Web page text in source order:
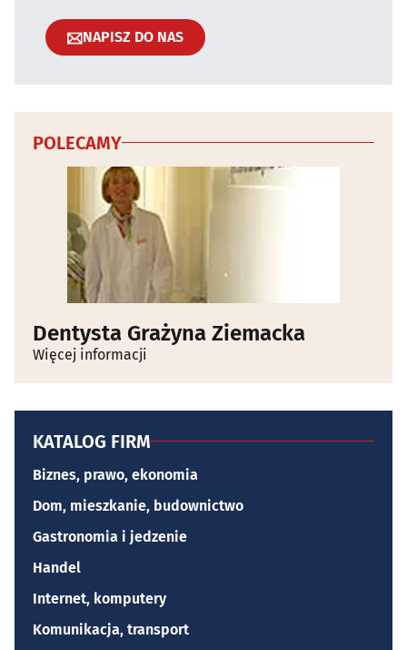
NAPISZ DO NAS
POLECAMY
Dentysta Grażyna Ziemacka
Więcej informacji
KATALOG FIRM
Biznes, prawo, ekonomia
Dom, mieszkanie, budownictwo
Gastronomia i jedzenie
Handel
Internet, komputery
Komunikacja, transport